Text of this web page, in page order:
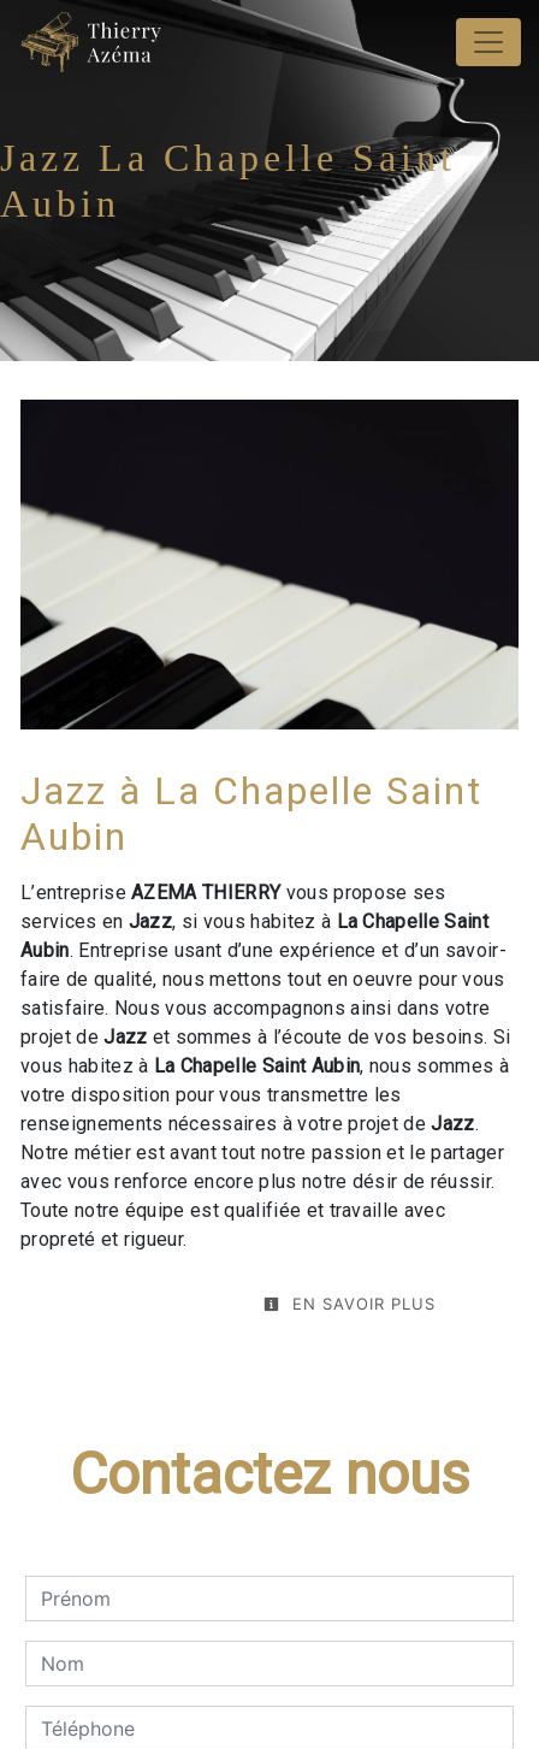
Panneau de gestion des cookies
Jazz La Chapelle Saint
Aubin
Jazz à La Chapelle Saint
Aubin
L’entrepriseAZEMA THIERRYvous propose ses
services en Jazz, si vous habitez à La Chapelle Saint
Aubin. Entreprise usant d’une expérience et d’un savoir-
faire de qualité, nous mettons tout en oeuvre pour vous
satisfaire. Nous vous accompagnons ainsi dans votre
projet deJazz et sommes à l’écoute de vos besoins. Si
vous habitez à La Chapelle Saint Aubin, nous sommes à
votre disposition pour vous transmettre les
renseignements nécessaires à votre projet deJazz.
Notre métier est avant tout notre passion et le partager
avec vous renforce encore plus notre désir de réussir.
Toute notre équipe est qualifiée et travaille avec
propreté et rigueur.
EN SAVOIR PLUS
Contactez nous